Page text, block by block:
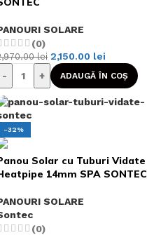
SOLARE
(0)
lei 2,150.00 lei
- + ADAUGĂ ÎN COȘ
-32%
Solar cu Tuburi Vidate
14mm SPA SONTEC
SOLARE
(0)